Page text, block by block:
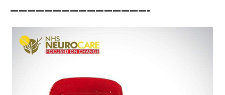
————————————————-